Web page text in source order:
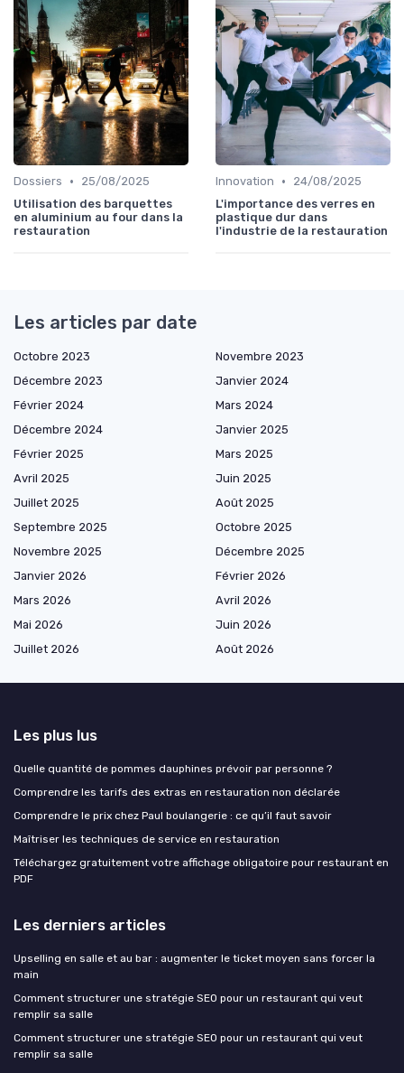
Dossiers •
25/08/2025
Utilisation des barquettes
en aluminium au four dans la
restauration
Innovation •
24/08/2025
L'importance des verres en
plastique dur dans
l'industrie de la restauration
Les articles par date
Octobre 2023
Novembre 2023
Décembre 2023
Janvier 2024
Février 2024
Mars 2024
Décembre 2024
Janvier 2025
Février 2025
Mars 2025
Avril 2025
Juin 2025
Juillet 2025
Août 2025
Septembre 2025
Octobre 2025
Novembre 2025
Décembre 2025
Janvier 2026
Février 2026
Mars 2026
Avril 2026
Mai 2026
Juin 2026
Juillet 2026
Août 2026
Les plus lus
Quelle quantité de pommes dauphines prévoir par personne ?
Comprendre les tarifs des extras en restauration non déclarée
Comprendre le prix chez Paul boulangerie : ce qu’il faut savoir
Maîtriser les techniques de service en restauration
Téléchargez gratuitement votre affichage obligatoire pour restaurant en
PDF
Les derniers articles
Upselling en salle et au bar : augmenter le ticket moyen sans forcer la
main
Comment structurer une stratégie SEO pour un restaurant qui veut
remplir sa salle
Comment structurer une stratégie SEO pour un restaurant qui veut
remplir sa salle